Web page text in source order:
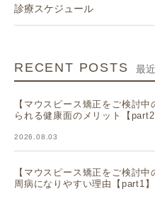
診療スケジュール
RECENT POSTS 最
【マウスピース矯正をご検討
られる健康面のメリット【part2
2026.08.03
【マウスピース矯正をご検討
周病になりやすい理由【part1】